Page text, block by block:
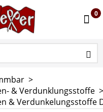
0
>
& Verdunklungsstoffe
& Verdunkelungsstoffe